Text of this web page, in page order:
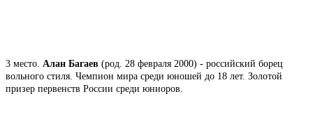
3 место. Алан Багаев (род. 28 февраля 2000) - российский борец
вольного стиля. Чемпион мира среди юношей до 18 лет. Золотой
призер первенств России среди юниоров.